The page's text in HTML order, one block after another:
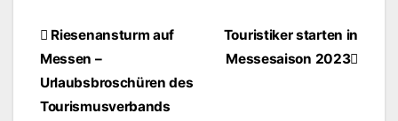
BeitragsnavigationTouristiker starten in
Messesaison 2023
Riesenansturm auf
Messen –
Urlaubsbroschüren des
Tourismusverbands